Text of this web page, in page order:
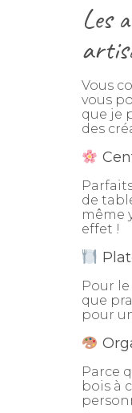
Les
Vous
vous
que je
des
de
même
effet !
Pour
que
pour
Parce
bois à